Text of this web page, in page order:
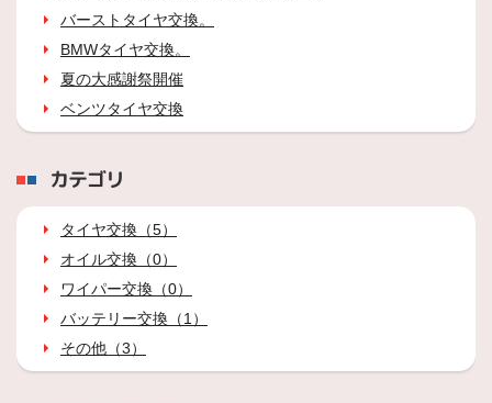
バーストタイヤ交換。
BMWタイヤ交換。
夏の大感謝祭開催
ベンツタイヤ交換
カテゴリ
タイヤ交換（5）
オイル交換（0）
ワイパー交換（0）
バッテリー交換（1）
その他（3）